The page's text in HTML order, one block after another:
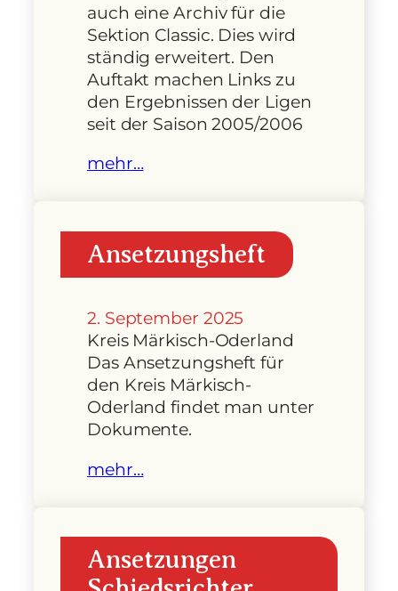
auch eine Archiv für die
Sektion Classic. Dies wird
ständig erweitert. Den
Auftakt machen Links zu
den Ergebnissen der Ligen
seit der Saison 2005/2006
mehr…
Ansetzungsheft
2. September 2025
Kreis Märkisch-Oderland
Das Ansetzungsheft für
den Kreis Märkisch-
Oderland findet man unter
Dokumente.
mehr…
Ansetzungen